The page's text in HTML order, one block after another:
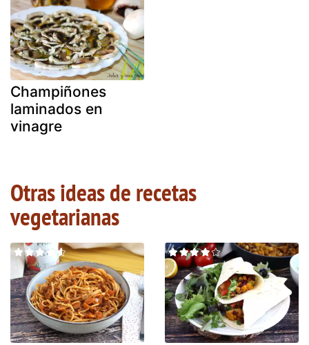
Champiñones
laminados en
vinagre
Otras ideas de recetas
vegetarianas